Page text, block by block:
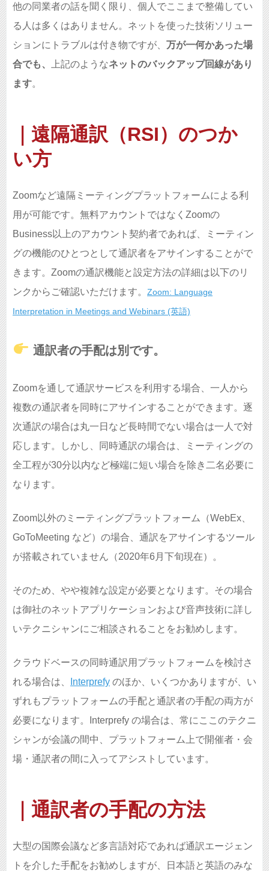
他の同業者の話を聞く限り、個人でここまで整備してい
る人は多くはありません。ネットを使った技術ソリュー
ションにトラブルは付き物ですが、 万が一何かあった場
合でも、
上記のようなネットのバックアップ回線があり
ます。
｜遠隔通訳（RSI）のつか
い方
Zoomなど遠隔ミーティングプラットフォームによる利
用が可能です。無料アカウントではなくZoomの
Business以上のアカウント契約者であれば、ミーティン
グの機能のひとつとして通訳者をアサインすることがで
きます。Zoomの通訳機能と設定方法の詳細は以下のリ
ンクからご確認いただけます。 Zoom: Language
Interpretation in Meetings and Webinars (英語)
通訳者の手配は別です。
Zoomを通して通訳サービスを利用する場合、一人から
複数の通訳者を同時にアサインすることができます。逐
次通訳の場合は丸一日など長時間でない場合は一人で対
応します。しかし、同時通訳の場合は、ミーティングの
全工程が30分以内など極端に短い場合を除き二名必要に
なります。
Zoom以外のミーティングプラットフォーム（WebEx、
GoToMeeting など）の場合、通訳をアサインするツール
が搭載されていません（2020年6月下旬現在）。
そのため、やや複雑な設定が必要となります。その場合
は御社のネットアプリケーションおよび音声技術に詳し
いテクニシャンにご相談されることをお勧めします。
クラウドベースの同時通訳用プラットフォームを検討さ
れる場合は、
Interprefy のほか、いくつかありますが、い
ずれもプラットフォームの手配と通訳者の手配の両方が
必要になります。Interprefy の場合は、常にここのテクニ
シャンが会議の間中、プラットフォーム上で開催者・会
場・通訳者の間に入ってアシストしています。
｜通訳者の手配の方法
大型の国際会議など多言語対応であれば通訳エージェン
トを介した手配をお勧めしますが、日本語と英語のみな